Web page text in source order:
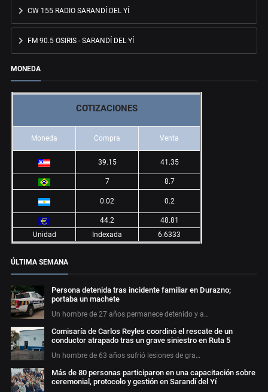
CW 155 RADIO SARANDÍ DEL YÍ
FM 90.5 OSIRIS - SARANDÍ DEL YÍ
MONEDA
COTIZACIONES
Moneda Compra Venta
39.15 41.35
7 8.7
0.02 0.2
44.2
48.81
Unidad
Indexada 6.6333
ÚLTIMA SEMANA
Persona detenida tras incidente familiar en Durazno;
portaba un machete
Un hombre de 27 años permanece detenido y a…
Comisaría de Carlos Reyles coordinó el rescate de un
conductor atrapado tras un grave siniestro en Ruta 5
Un hombre de 63 años sufrió lesiones de gra…
Más de 80 personas participaron en una capacitación sobre
ceremonial, protocolo y gestión en Sarandí del Yí